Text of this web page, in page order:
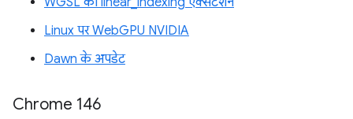
Linux पर WebGPU NVIDIA
Dawn के अपडेट
Chrome 146